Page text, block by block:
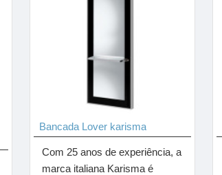
Bancada Lover karisma
Com 25 anos de experiência, a
marca italiana Karisma é